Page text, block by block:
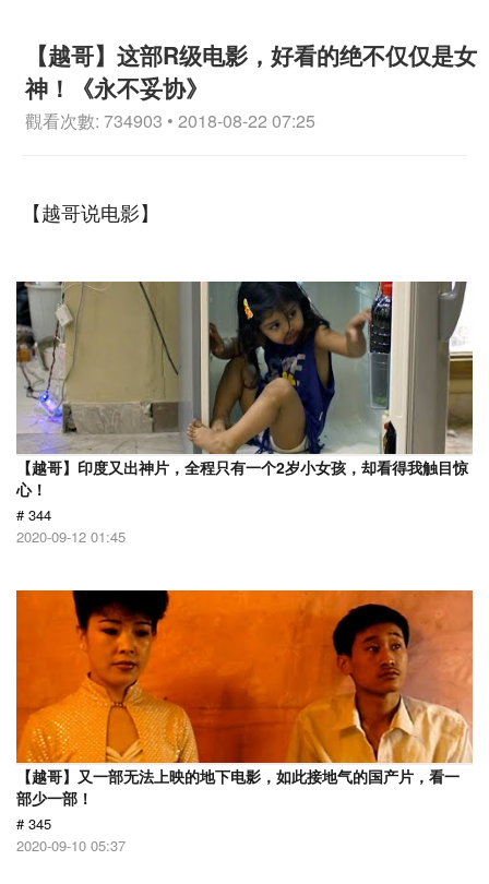
【越哥】这部R级电影，好看的绝不仅仅是女
神！《永不妥协》
觀看次數: 734903 • 2018-08-22 07:25
【越哥说电影】
【越哥】印度又出神片，全程只有一个2岁小女孩，却看得我触目惊
心！
# 344
2020-09-12 01:45
【越哥】又一部无法上映的地下电影，如此接地气的国产片，看一
部少一部！
# 345
2020-09-10 05:37